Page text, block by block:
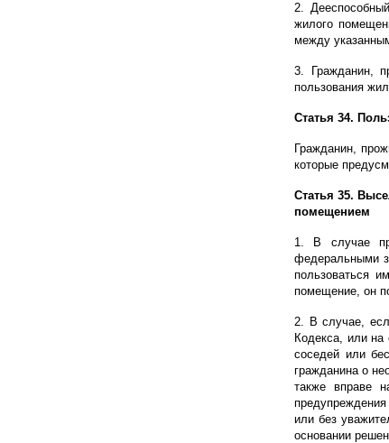
2.
жилого
между
3. Гражданин,
пользования
Статья 34.
Гражданин,
которые
Статья 35.
помещением
1. В случае
федеральными
пользоваться
помещение, он
2. В случае,
Кодекса, или на
соседей или
гражданина о
также вправе
или без
основании